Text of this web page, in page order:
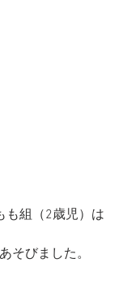
も組（2歳児）は
そびました。